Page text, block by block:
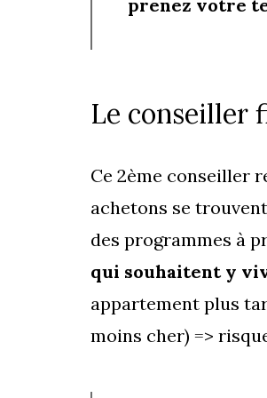
prenez votre
Le conseiller
Ce 2ème conseiller
achetons se
des programmes à
qui souhaitent y
appartement plus
moins cher) =>